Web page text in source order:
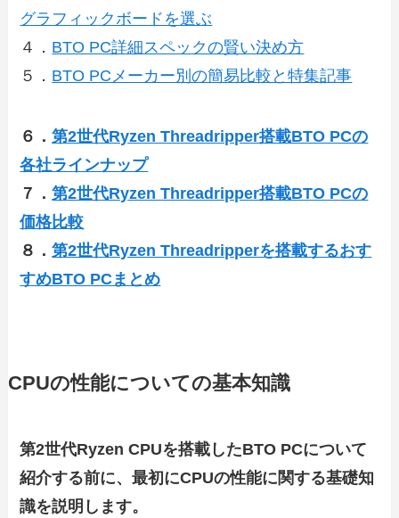
グラフィックボードを選ぶ
４． BTO PC詳細スペックの賢い決め方
５． BTO PCメーカー別の簡易比較と特集記事
６．第2世代Ryzen Threadripper搭載BTO PCの
各社ラインナップ
７．第2世代Ryzen Threadripper搭載BTO PCの
価格比較
８．第2世代Ryzen Threadripperを搭載するおす
すめBTO PCまとめ
CPUの性能についての基本知識
第2世代Ryzen CPUを搭載したBTO PCについて
紹介する前に、最初にCPUの性能に関する基礎知
識を説明します。